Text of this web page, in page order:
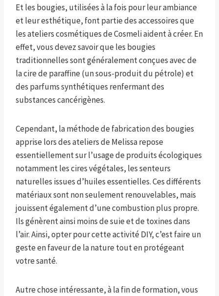
Et les bougies, utilisées à la fois pour leur ambiance
et leur esthétique, font partie des accessoires que
les ateliers cosmétiques de Cosmeli aident à créer. En
effet, vous devez savoir que les bougies
traditionnelles sont généralement conçues avec de
la cire de paraffine (un sous-produit du pétrole) et
des parfums synthétiques renfermant des
substances cancérigènes.
Cependant, la méthode de fabrication des bougies
apprise lors des ateliers de Melissa repose
essentiellement sur l’usage de produits écologiques
notamment les cires végétales, les senteurs
naturelles issues d’huiles essentielles. Ces différents
matériaux sont non seulement renouvelables, mais
jouissent également d’une combustion plus propre.
Ils génèrent ainsi moins de suie et de toxines dans
l’air. Ainsi, opter pour cette activité DIY, c’est faire un
geste en faveur de la nature tout en protégeant
votre santé.
Autre chose intéressante, à la fin de formation, vous